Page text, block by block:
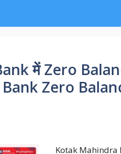
में Zero
Zero
Kotak Mahindra